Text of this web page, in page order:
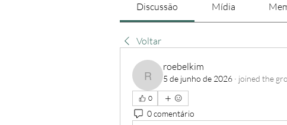
Discussão Mídia
Voltar
roebelkim
roebelkim
5 de junho de 2026 · joined the
0
0 comentário